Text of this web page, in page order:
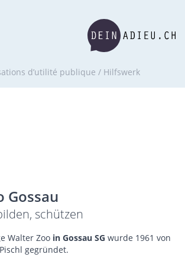
d’utilité publique / Hilfswerk
Gossau
schützen
Walter Zoo in Gossau SG wurde 1961 von
gegründet.